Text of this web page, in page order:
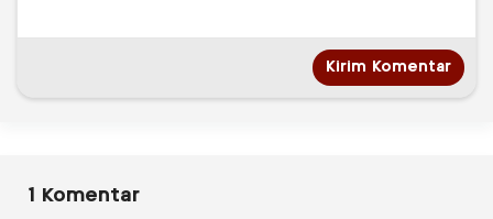
1 Komentar